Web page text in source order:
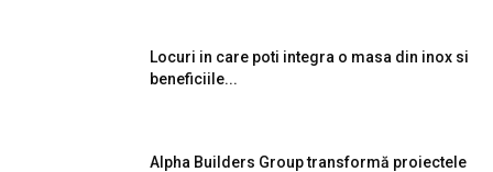
Locuri in care poti integra o masa din inox si
beneficiile...
Alpha Builders Group transformă proiectele